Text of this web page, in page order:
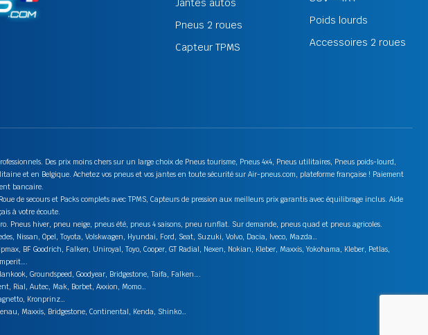
Jantes autos
Pneus 2 roues
Capteur TPMS
Poids lourds
Accessoires 2 roues
Des prix moins chers sur un large choix de Pneus tourisme, Pneus 4x4, Pneus utilitaires, Pneus poids-lourd,
et en Belgique. Achetez vos pneus et vos jantes en toute sécurité sur Air-pneus.com, plateforme française ! Paiement
bancaire.
de secours et Packs complets avec TPMS, Capteurs de pression aux meilleurs prix garantis avec équilibrage inclus. Aide
à votre écoute.
hiver, pneu neige, pneus été, pneus 4 saisons, pneu runflat. Sur demande, pneus quad et pneus agricoles.
Nissan, Opel, Toyota, Volskwagen, Hyundai, Ford, Seat, Suzuki, Volvo, Dacia, Iveco, Mazda…
BF Goodrich, Falken, Uniroyal, Toyo, Cooper, GT Radial, Nexen, Nokian, Kleber, Maxxis, Yokohama, Kleber, Petlas,
Groundspeed, Goodyear, Bridgestone, Taifa, Falken….
Rial, Autec, Mak, Borbet, Axxion, Momo…
Kronprinz…
Maxxis, Bridgestone, Continental, Kenda, Shinko…